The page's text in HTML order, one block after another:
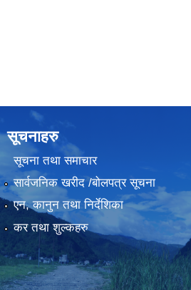
सूचनाहरु
सूचना तथा समाचार
सार्वजनिक खरीद /बोलपत्र सूचना
एन, कानुन तथा निर्देशिका
कर तथा शुल्कहरु